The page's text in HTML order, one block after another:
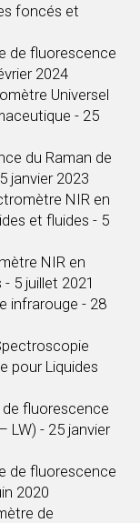
foncés et
de fluorescence
2024
Universel
- 25
du Raman de
janvier 2023
NIR en
et fluides - 5
NIR en
- 5 juillet 2021
infrarouge - 28
pour Liquides
fluorescence
LW) - 25 janvier
de fluorescence
2020
de